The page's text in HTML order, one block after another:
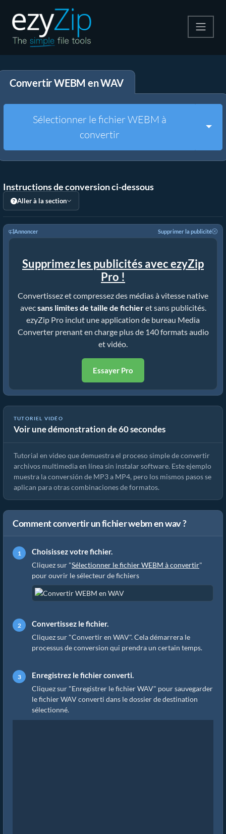
Décompresser
Convertir WEBM en WAV
Sélectionner le fichier WEBM à
convertir
Instructions de conversion ci-dessous
Aller à la section
Annoncer Supprimer la publicité
Supprimez les publicités avec ezyZip
Pro !
Convertissez et compressez des médias à vitesse native
avecsans limites de taille de fichieret sans publicités.
ezyZip Pro inclut une application de bureau Media
Converter prenant en charge plus de 140 formats audio
et vidéo.
Essayer Pro
TUTORIEL VIDÉO
Voir une démonstration de 60 secondes
Cómo convertir archivos multimedia
Tutorial en video que demuestra el proceso simple de convertir
archivos multimedia en línea sin instalar software. Este ejemplo
muestra la conversión de MP3 a MP4, pero los mismos pasos se
aplican para otras combinaciones de formatos.
Comment convertir un fichier webm en wav ?
Choisissez votre fichier.
Cliquez sur "Sélectionner le fichier WEBM à convertir"
pour ouvrir le sélecteur de fichiers
Convertissez le fichier.
Cliquez sur "Convertir en WAV". Cela démarrera le
processus de conversion qui prendra un certain temps.
Enregistrez le fichier converti.
Cliquez sur "Enregistrer le fichier WAV" pour sauvegarder
le fichier WAV converti dans le dossier de destination
sélectionné.